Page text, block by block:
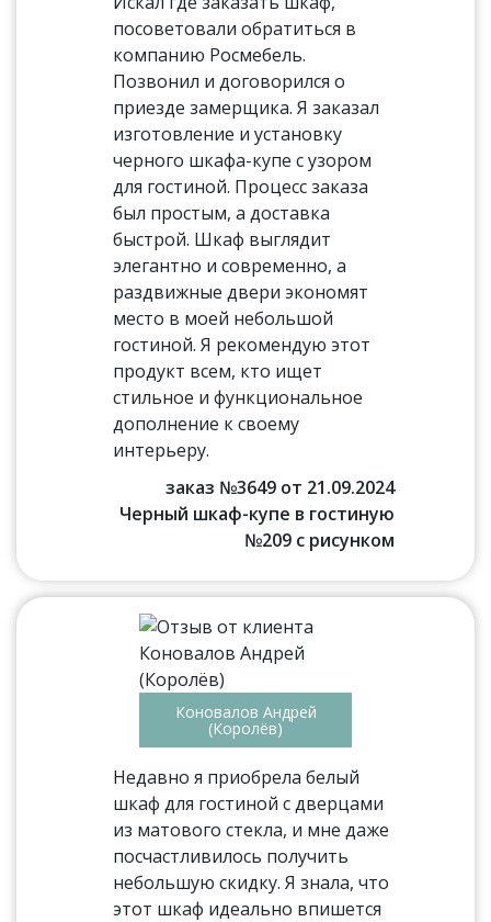
посоветовали обратиться в
компанию Росмебель.
Позвонил и договорился о
приезде замерщика. Я заказал
изготовление и установку
черного шкафа-купе с узором
для гостиной. Процесс заказа
был простым, а доставка
быстрой. Шкаф выглядит
элегантно и современно, а
раздвижные двери экономят
место в моей небольшой
гостиной. Я рекомендую этот
продукт всем, кто ищет
стильное и функциональное
дополнение к своему
интерьеру.
заказ №3649 от 21.09.2024
Черный шкаф-купе в гостиную
№209 с рисунком
Коновалов Андрей
(Королёв)
Недавно я приобрела белый
шкаф для гостиной с дверцами
из матового стекла, и мне даже
посчастливилось получить
небольшую скидку. Я знала, что
этот шкаф идеально впишется